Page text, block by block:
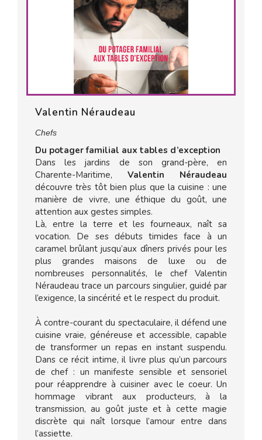
Valentin Néraudeau
Chefs
Du potager familial aux tables d’exception
Dans les jardins de son grand-père, en
Charente-Maritime, Valentin Néraudeau
découvre très tôt bien plus que la cuisine : une
manière de vivre, une éthique du goût, une
attention aux gestes simples.
Là, entre la terre et les fourneaux, naît sa
vocation. De ses débuts timides face à un
caramel brûlant jusqu’aux dîners privés pour les
plus grandes maisons de luxe ou de
nombreuses personnalités, le chef Valentin
Néraudeau trace un parcours singulier, guidé par
l’exigence, la sincérité et le respect du produit.
À contre-courant du spectaculaire, il défend une
cuisine vraie, généreuse et accessible, capable
de transformer un repas en instant suspendu.
Dans ce récit intime, il livre plus qu’un parcours
de chef : un manifeste sensible et sensoriel
pour réapprendre à cuisiner avec le coeur. Un
hommage vibrant aux producteurs, à la
transmission, au goût juste et à cette magie
discrète qui naît lorsque l’amour entre dans
l’assiette.